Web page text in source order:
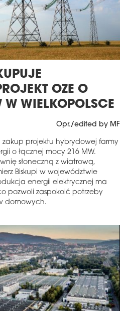
OZE O
WIELKOPOLSCE
Opr./edited by MF
zakup projektu hybrydowej farmy
o łącznej mocy 216 MW.
słoneczną z wiatrową,
Biskupi w województwie
energii elektrycznej ma
pozwoli zaspokoić potrzeby
domowych.